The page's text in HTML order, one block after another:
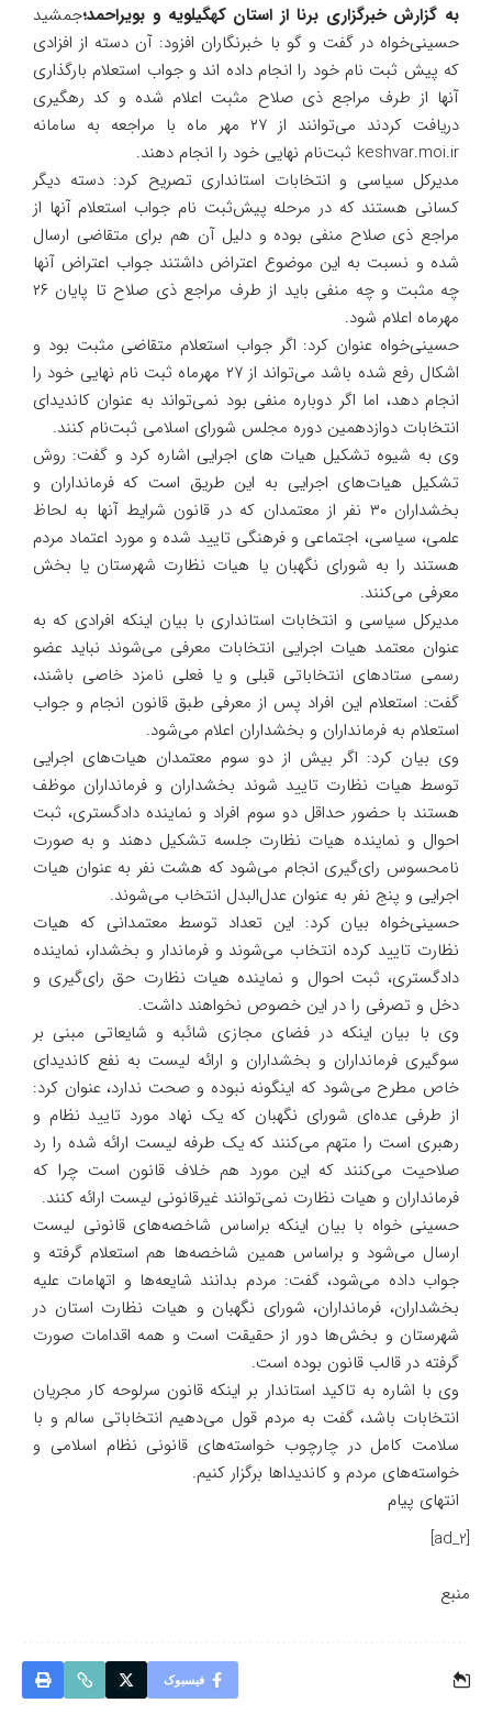
به گزارش خبرگزاری برنا از استان کهگیلویه و بویراحمد؛جمشید
حسینی‌خواه در گفت و گو با خبرنگاران افزود: آن دسته از افزادی
که پیش ثبت نام خود را انجام داده اند و جواب استعلام بارگذاری
آنها از طرف مراجع ذی صلاح مثبت اعلام شده و کد رهگیری
دریافت کردند می‌توانند از ۲۷ مهر ماه با مراجعه به سامانه
keshvar.moi.ir ثبت‌نام نهایی خود را انجام دهند.
مدیرکل سیاسی و انتخابات استانداری تصریح کرد: دسته دیگر
کسانی هستند که در مرحله پیش‌ثبت نام جواب استعلام آنها از
مراجع ذی صلاح منفی بوده و دلیل آن هم برای متقاضی ارسال
شده و نسبت به این موضوع اعتراض داشتند جواب اعتراض آنها
چه مثبت و چه منفی باید از طرف مراجع ذی صلاح تا پایان ۲۶
مهرماه اعلام شود.
حسینی‌خواه عنوان کرد: اگر جواب استعلام متقاضی مثبت بود و
اشکال رفع شده باشد می‌تواند از ۲۷ مهرماه ثبت نام نهایی خود را
انجام دهد، اما اگر دوباره منفی بود نمی‌تواند به عنوان کاندیدای
انتخابات دوازدهمین دوره مجلس شورای اسلامی ثبت‌نام کنند.
وی به شیوه تشکیل هیات های اجرایی اشاره کرد و گفت: روش
تشکیل هیات‌های اجرایی به این طریق است که فرمانداران و
بخشداران ۳۰ نفر از معتمدان که در قانون شرایط آنها به لحاظ
علمی، سیاسی، اجتماعی و فرهنگی تایید شده و مورد اعتماد مردم
هستند را به شورای نگهبان یا هیات نظارت شهرستان یا بخش
معرفی می‌کنند.
مدیرکل سیاسی و انتخابات استانداری با بیان اینکه افرادی که به
عنوان معتمد هیات اجرایی انتخابات معرفی می‌شوند نباید عضو
رسمی ستادهای انتخاباتی قبلی و یا فعلی نامزد خاصی باشند،
گفت: استعلام این افراد پس از معرفی طبق قانون انجام و جواب
استعلام به فرمانداران و بخشداران اعلام می‌شود.
وی بیان کرد: اگر بیش از دو سوم معتمدان هیات‌های اجرایی
توسط هیات نظارت تایید شوند بخشداران و فرمانداران موظف
هستند با حضور حداقل دو سوم افراد و نماینده دادگستری، ثبت
احوال و نماینده هیات نظارت جلسه تشکیل دهند و به صورت
نامحسوس رای‌گیری انجام می‌شود که هشت نفر به عنوان هیات
اجرایی و پنج نفر به عنوان عدل‌البدل انتخاب می‌شوند.
حسینی‌خواه بیان کرد: این تعداد توسط معتمدانی که هیات
نظارت تایید کرده انتخاب می‌شوند و فرماندار و بخشدار، نماینده
دادگستری، ثبت احوال و نماینده هیات نظارت حق رای‌گیری و
دخل و تصرفی را در این خصوص نخواهند داشت.
وی با بیان اینکه در فضای مجازی شائبه و شایعاتی مبنی بر
سوگیری فرمانداران و بخشداران و ارائه لیست به نفع کاندیدای
خاص مطرح می‌شود که اینگونه نبوده و صحت ندارد، عنوان کرد:
از طرفی عده‌ای شورای نگهبان که یک نهاد مورد تایید نظام و
رهبری است را متهم می‌کنند که یک طرفه لیست ارائه شده را رد
صلاحیت می‌کنند که این مورد هم خلاف قانون است چرا که
فرمانداران و هیات نظارت نمی‌توانند غیرقانونی لیست ارائه کنند.
حسینی خواه با بیان اینکه براساس شاخصه‌های قانونی لیست
ارسال می‌شود و براساس همین شاخصه‌ها هم استعلام گرفته و
جواب داده می‌شود، گفت: مردم بدانند شایعه‌ها و اتهامات علیه
بخشداران، فرمانداران، شورای نگهبان و هیات نظارت استان در
شهرستان و بخش‌ها دور از حقیقت است و همه اقدامات صورت
گرفته در قالب قانون بوده است.
وی با اشاره به تاکید استاندار بر اینکه قانون سرلوحه کار مجریان
انتخابات باشد، گفت به مردم قول می‌دهیم انتخاباتی سالم و با
سلامت کامل در چارچوب خواسته‌های قانونی نظام اسلامی و
خواسته‌های مردم و کاندیداها برگزار کنیم.
انتهای پیام
[ad_2]
منبع
فیسبوک